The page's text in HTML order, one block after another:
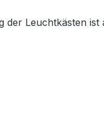
der Leuchtkästen ist